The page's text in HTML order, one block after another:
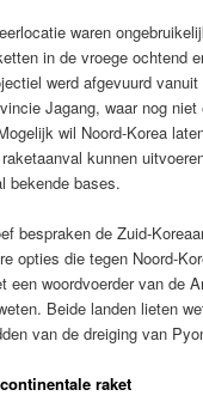
waren
in de vroege ochtend
werd afgevuurd
Jagang, waar nog
wil Noord-Korea
kunnen
bekende bases.
bespraken de Zuid-
opties die tegen Noord-
een woordvoerder van de
Beide landen lieten
van de dreiging van
raket